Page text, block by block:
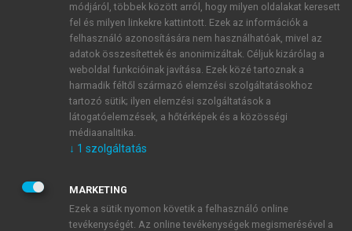
ÚJ FIÓK LÉTREHOZÁSA
1 óra díjmentes hozzáférés
E-MAIL-CÍM
JELSZÓ
módjáról, többek között arról, hogy milyen oldalakat keresett
fel és milyen linkekre kattintott. Ezek az információk a
felhasználó azonosítására nem használhatóak, mivel az
adatok összesítettek és anonimizáltak. Céljuk kizárólag a
weboldal funkcióinak javítása. Ezek közé tartoznak a
harmadik féltől származó elemzési szolgáltatásokhoz
tartozó sütik; ilyen elemzési szolgáltatások a
látogatóelemzések, a hőtérképek és a közösségi
médiaanalitika.
↓ 1 szolgáltatás
MARKETING
Ezek a sütik nyomon követik a felhasználó online
tevékenységét. Az online tevékenységek megismerésével a